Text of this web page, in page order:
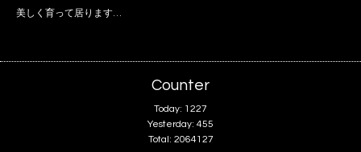
美しく育って居ります…
Counter
Today: 1227
Yesterday: 455
Total: 2064127